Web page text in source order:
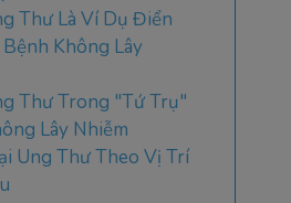
Thư Là Ví Dụ Điển
Không Lây
Thư Trong "Tứ Trụ"
Lây Nhiễm
Ung Thư Theo Vị Trí